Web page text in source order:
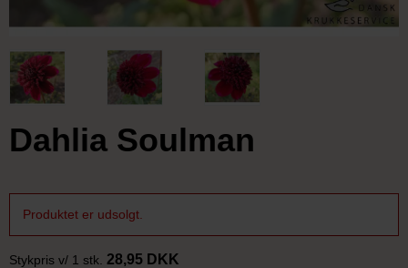
Dahlia Soulman
Produktet er udsolgt.
Stykpris v/ 1 stk. 28,95 DKK